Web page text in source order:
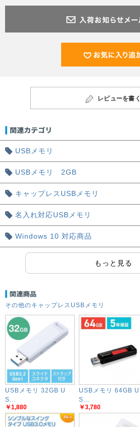
レビューを書く
USBメモリ
USBメモリ 2GB
キャップレスUSBメモリ
名入れ対応USBメモリ
Windows 10 対応商品
もっと見る
その他のキャップレスUSBメモリ
USBメモリ 32GB U
S...
￥1,880
USBメモリ 64GB U
S...
￥3,780